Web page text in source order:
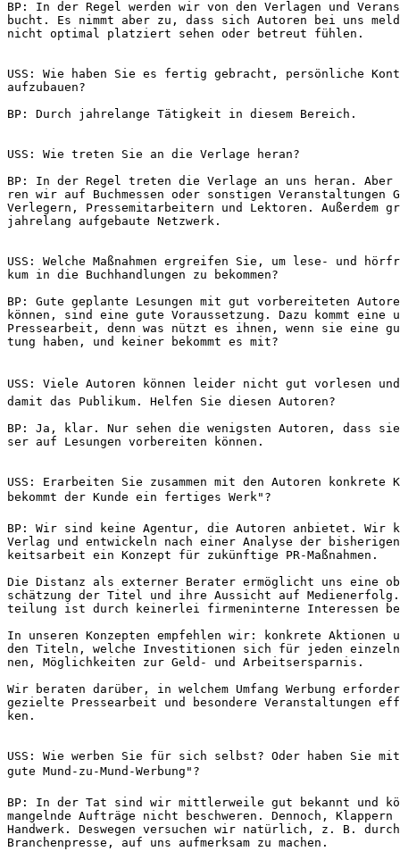
BP: In der Regel werden wir von den Verlagen und
bucht. Es nimmt aber zu, dass sich Autoren bei uns
nicht optimal platziert sehen oder betreut fühlen.
USS: Wie haben Sie es fertig gebracht, persönliche
aufzubauen?
BP: Durch jahrelange Tätigkeit in diesem Bereich.
USS: Wie treten Sie an die Verlage heran?
BP: In der Regel treten die Verlage an uns heran.
ren wir auf Buchmessen oder sonstigen Veranstaltungen
Verlegern, Pressemitarbeitern und Lektoren. Außerdem
jahrelang aufgebaute Netzwerk.
USS: Welche Maßnahmen ergreifen Sie, um lese- und
kum in die Buchhandlungen zu bekommen?
BP: Gute geplante Lesungen mit gut vorbereiteten
können, sind eine gute Voraussetzung. Dazu kommt eine
Pressearbeit, denn was nützt es ihnen, wenn sie eine
tung haben, und keiner bekommt es mit?
USS: Viele Autoren können leider nicht gut vorlesen
damit das Publikum. Helfen Sie diesen Autoren?
BP: Ja, klar. Nur sehen die wenigsten Autoren, dass
ser auf Lesungen vorbereiten können.
USS: Erarbeiten Sie zusammen mit den Autoren konkrete
bekommt der Kunde ein fertiges Werk"?
BP: Wir sind keine Agentur, die Autoren anbietet. Wir
Verlag und entwickeln nach einer Analyse der
keitsarbeit ein Konzept für zukünftige PR-Maßnahmen.
Die Distanz als externer Berater ermöglicht uns eine
schätzung der Titel und ihre Aussicht auf Medienerfolg.
teilung ist durch keinerlei firmeninterne Interessen
In unseren Konzepten empfehlen wir: konkrete Aktionen
den Titeln, welche Investitionen sich für jeden
nen, Möglichkeiten zur Geld- und Arbeitsersparnis.
Wir beraten darüber, in welchem Umfang Werbung
gezielte Pressearbeit und besondere Veranstaltungen
ken.
USS: Wie werben Sie für sich selbst? Oder haben Sie
gute Mund-zu-Mund-Werbung"?
BP: In der Tat sind wir mittlerweile gut bekannt und
mangelnde Aufträge nicht beschweren. Dennoch,
Handwerk. Deswegen versuchen wir natürlich, z. B.
Branchenpresse, auf uns aufmerksam zu machen.